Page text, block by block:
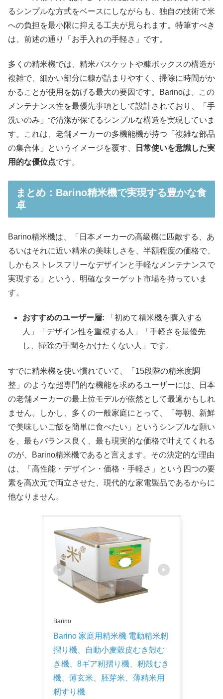
るシンプルな方式をベースにしながらも、独自の技術で米
への負担を最小限に抑える工夫が見られます。特筆すべき
は、前述の通り「お手入れの手軽さ」です。
多くの精米機では、精米バスケットや糠ボックスの構造が
複雑で、細かい部分に糠が詰まりやすく、掃除に時間がか
かることが使用を妨げる最大の要因です。Barinoは、この
メンテナンス性を最優先事項として設計されており、「手
洗いのみ」で清潔が保てるシンプルな構造を実現していま
す。これは、老舗メーカーの多機能機が持つ「複雑な部品
の集合体」というイメージを覆す、
日常使いを意識した実
用的な優位点です。
まとめ：Barino精米機で実現する豊かな食
卓
Barino精米機は、「日本メーカーの高級機に匹敵する、あ
るいはそれに近い精米の美味しさを、半額程度の価格で、
しかもストレスフリーなデザインと手軽なメンテナンスで
実現する」という、明確なターゲット市場を持っていま
す。
おすすめのユーザー層: 「初めて精米機を購入する
人」「デザイン性を重視する人」「手軽さを最優先
し、掃除の手間をかけたくない人」です。
すでに精米機を使い慣れていて、「15段階の精米度調
整」のような超専門的な機能を求めるユーザーには、日本
の老舗メーカーの最上位モデルが依然として最適かもしれ
ません。しかし、多くの一般家庭にとって、「毎朝、新鮮
で美味しいご飯を簡単に食べたい」というシンプルな願い
を、最もバランス良く、最も現実的な価格で叶えてくれる
のが、Barino精米機であると言えます。その決定的な理由
は、「高性能・デザイン・価格・手軽さ」という四つの要
素を高次元で両立させた、現代的な家電製品であるからに
他なりません。
Barino
Barino 家庭用精米機 電動精米籾
摺り機、自動小麦穀皮むき殻む
き機、8ギア籾摺り機、籾殻むき
機、薄玄米、胚芽米、薄精米用
籾すり機